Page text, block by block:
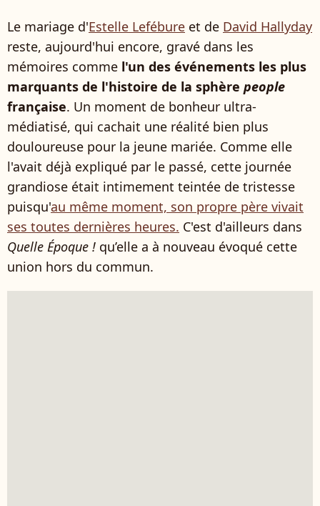
Le mariage d'Estelle Lefébure et de David Hallyday
reste, aujourd'hui encore, gravé dans les
mémoires comme l'un des événements les plus
marquants de l'histoire de la sphère people
française. Un moment de bonheur ultra-
médiatisé, qui cachait une réalité bien plus
douloureuse pour la jeune mariée. Comme elle
l'avait déjà expliqué par le passé, cette journée
grandiose était intimement teintée de tristesse
puisqu'au même moment, son propre père vivait
ses toutes dernières heures. C'est d'ailleurs dans
Quelle Époque ! qu’elle a à nouveau évoqué cette
union hors du commun.